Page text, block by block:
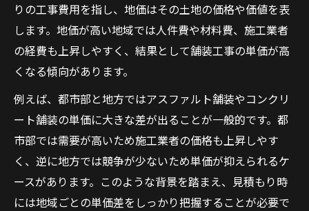
りの工事費用を指し、地価はその土地の価格や価値を表
します。地価が高い地域では人件費や材料費、施工業者
の経費も上昇しやすく、結果として舗装工事の単価が高
くなる傾向があります。
例えば、都市部と地方ではアスファルト舗装やコンクリ
ート舗装の単価に大きな差が出ることが一般的です。都
市部では需要が高いため施工業者の価格も上昇しやす
く、逆に地方では競争が少ないため単価が抑えられるケ
ースがあります。このような背景を踏まえ、見積もり時
には地域ごとの単価差をしっかり把握することが必要で